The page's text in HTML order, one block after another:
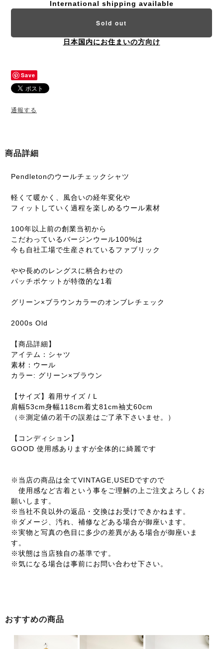
International shipping available
Sold out
日本国内にお住まいの方向け
Save
通報する
商品詳細
Pendletonのウールチェックシャツ
軽くて暖かく、風合いの経年変化や
フィットしていく過程を楽しめるウール素材
100年以上前の創業当初から
こだわっているバージンウール100%は
今も自社工場で生産されているファブリック
やや長めのレングスに柄合わせの
パッチポケットが特徴的な1着
グリーン×ブラウンカラーのオンブレチェック
2000s Old
【商品詳細】
アイテム：シャツ
素材：ウール
カラー: グリーン×ブラウン
【サイズ】着用サイズ / L
肩幅53cm身幅118cm着丈81cm袖丈60cm
（※測定値の若干の誤差はご了承下さいませ。）
【コンディション】
GOOD 使用感ありますが全体的に綺麗です
※当店の商品は全てVINTAGE,USEDですので
使用感など古着という事をご理解の上ご注文よろしくお
願いします。
※当社不良以外の返品・交換はお受けできかねます。
※ダメージ、汚れ、補修などある場合が御座います。
※実物と写真の色目に多少の差異がある場合が御座いま
す。
※状態は当店独自の基準です。
※気になる場合は事前にお問い合わせ下さい。
おすすめの商品